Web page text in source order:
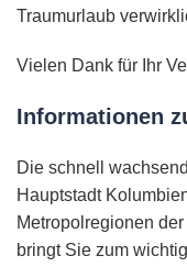
Traumurlaub
Vielen Dank für Ihr
Informationen
Die schnell
Hauptstadt
Metropolregionen
bringt Sie zum